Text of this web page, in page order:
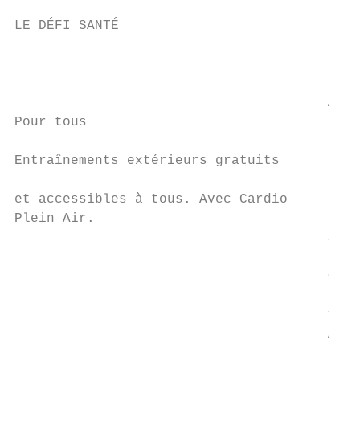
LE DÉFI SANTÉ
et
Pour tous
Entraînements extérieurs gratuits
11
et accessibles à tous. Avec Cardio
Plein Air.                             secteur